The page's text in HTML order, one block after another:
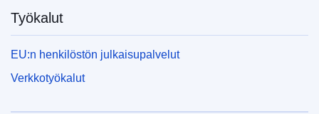
Työkalut
EU:n henkilöstön julkaisupalvelut
Verkkotyökalut